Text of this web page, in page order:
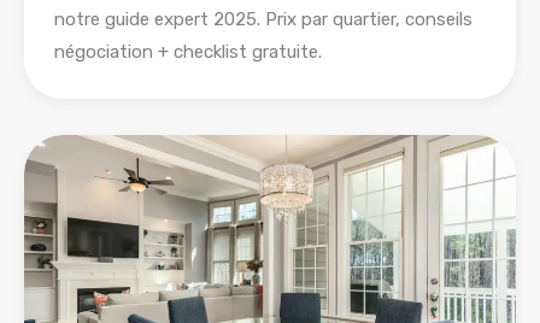
notre guide expert 2025. Prix par quartier, conseils
négociation + checklist gratuite.